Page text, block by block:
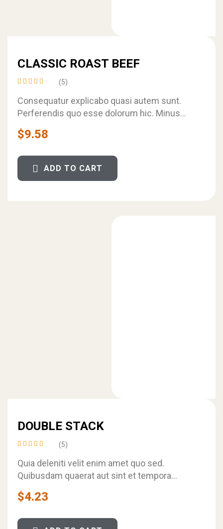
CLASSIC ROAST BEEF
4.60out
of 5
(5)
Consequatur explicabo quasi autem sunt.
Perferendis quo esse dolorum hic. Minus
inventore.
$9.58
ADD TO CART
DOUBLE STACK
4.60 out
of 5
(5)
Quia deleniti velit enim amet quo sed.
Quibusdam quaerat aut sint et tempora
$4.23